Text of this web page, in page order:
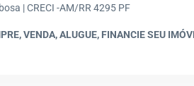
| CRECI -AM/RR 4295 PF
VENDA, ALUGUE, FINANCIE SEU